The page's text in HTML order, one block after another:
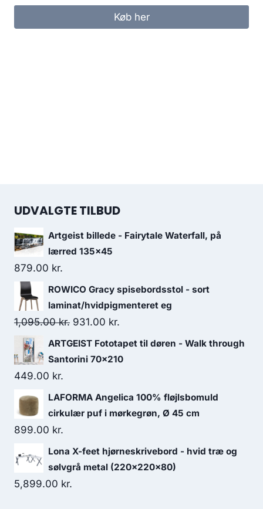
Køb her
UDVALGTE TILBUD
Artgeist billede - Fairytale Waterfall, på
lærred 135x45
879.00 kr.
ROWICO Gracy spisebordsstol - sort
laminat/hvidpigmenteret eg
1,095.00kr. 931.00 kr.
ARTGEIST Fototapet til døren - Walk through
Santorini 70x210
449.00 kr.
LAFORMA Angelica 100% fløjlsbomuld
cirkulær puf i mørkegrøn, Ø 45 cm
899.00 kr.
Lona X-feet hjørneskrivebord - hvid træ og
sølvgrå metal (220x220x80)
5,899.00 kr.